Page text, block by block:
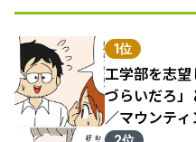
1位
工学部を志
づらいだろ
／マウンテ